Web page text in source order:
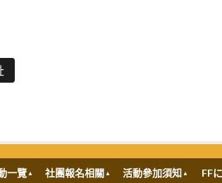
一覽 社團報名相關 活動參加須知 FF